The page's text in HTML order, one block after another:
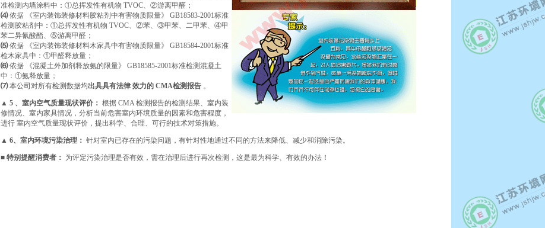
准检测内墙涂料中：①总挥发性有机物 TVOC、②游离甲醛；
⑷依据 《室内装饰装修材料胶粘剂中有害物质限量》 GB18583-2001标准
检测胶粘剂中：①总挥发性有机物 TVOC、②苯、③甲苯、二甲苯、④甲
苯二异氰酸酯、⑤游离甲醛；
⑸依据 《室内装饰装修材料木家具中有害物质限量》 GB18584-2001标准
检木家具中：①甲醛释放量；
⑹依据 《混凝土外加剂释放氨的限量》 GB18585-2001标准检测混凝土
中：①氨释放量；
⑺本公司对所有检测数据均出具具有法律 效力的 CMA检测报告。
▲ 5 、室内空气质量现状评价： 根据 CMA 检测报告的检测结果、室内装
修情况、室内家具情况，分析当前危害室内环境质量的因素和危害程度，
进行 室内空气质量现状评价，提出科学、合理、可行的技术对策措施。
▲ 6、室内环境污染治理： 针对室内已存在的污染问题，有针对性地通过不同的方法来降低、减少和消除污染。
■特别提醒消费者： 为评定污染治理是否有效，需在治理后进行再次检测，这是最为科学、有效的办法！